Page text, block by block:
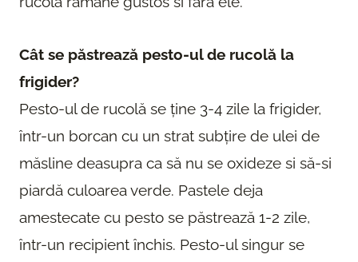
Cât se păstrează pesto-ul de rucolă la
frigider?
Pesto-ul de rucolă se ține 3-4 zile la frigider,
într-un borcan cu un strat subțire de ulei de
măsline deasupra ca să nu se oxideze si să-si
piardă culoarea verde. Pastele deja
amestecate cu pesto se păstrează 1-2 zile,
într-un recipient închis. Pesto-ul singur se